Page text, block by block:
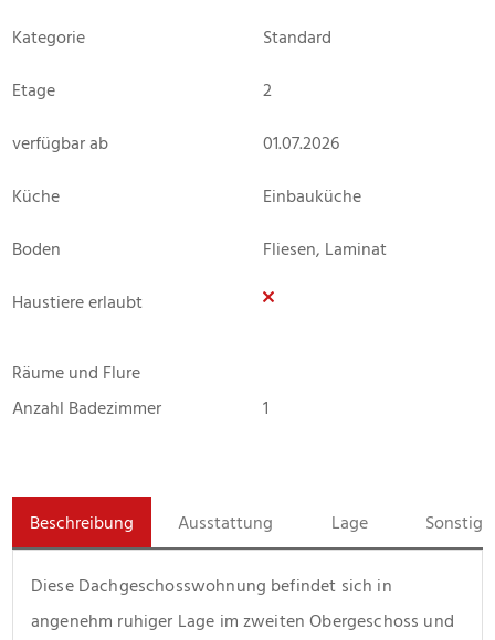
Kategorie
Standard
Etage
2
verfügbar ab
01.07.2026
Küche
Einbauküche
Boden
Fliesen, Laminat
Haustiere erlaubt
Räume und Flure
Anzahl Badezimmer
1
Beschreibung Ausstattung Lage
Diese Dachgeschosswohnung befindet sich in
angenehm ruhiger Lage im zweiten Obergeschoss und